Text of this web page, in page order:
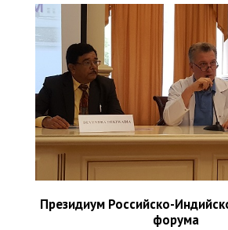
Президиум Российско-
форума